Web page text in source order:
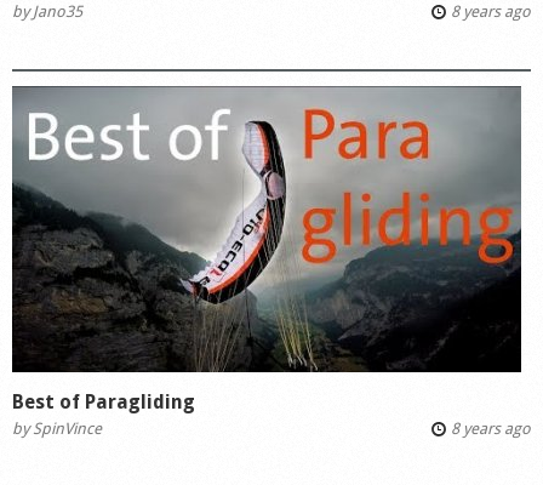
byJano35 8 years ago
Best of Paragliding
bySpinVince 8 years ago